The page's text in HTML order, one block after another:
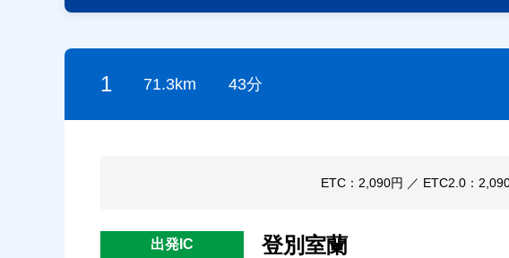
1 71.3km 43分
ETC：2,090円 ／ ETC2.0：
出発IC 登別室蘭